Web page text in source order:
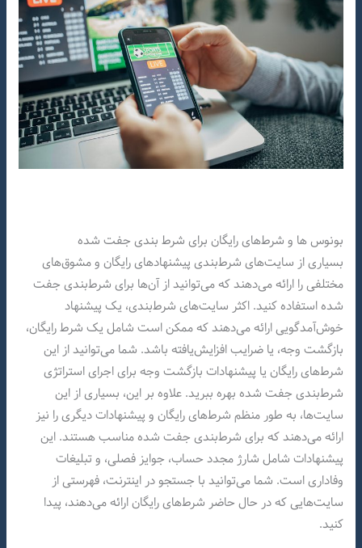
بونوس ها و شرط‌های رایگان برای شرط بندی جفت شده
بسیاری از سایت‌های شرط‌بندی پیشنهادهای رایگان و مشوق‌های
مختلفی را ارائه می‌دهند که می‌توانید از آن‌ها برای شرط‌بندی جفت
شده استفاده کنید. اکثر سایت‌های شرط‌بندی، یک پیشنهاد
خوش‌آمدگویی ارائه می‌دهند که ممکن است شامل یک شرط رایگان،
بازگشت وجه، یا ضرایب افزایش‌یافته باشد. شما می‌توانید از این
شرط‌های رایگان یا پیشنهادات بازگشت وجه برای اجرای استراتژی
شرط‌بندی جفت شده بهره ببرید. علاوه بر این، بسیاری از این
سایت‌ها، به طور منظم شرط‌های رایگان و پیشنهادات دیگری را نیز
ارائه می‌دهند که برای شرط‌بندی جفت شده مناسب هستند. این
پیشنهادات شامل شارژ مجدد حساب، جوایز فصلی، و تبلیغات
وفاداری است. شما می‌توانید با جستجو در اینترنت، فهرستی از
سایت‌هایی که در حال حاضر شرط‌های رایگان ارائه می‌دهند، پیدا
کنید.